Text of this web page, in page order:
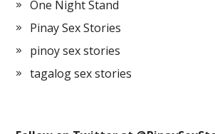
One Night Stand
Pinay Sex Stories
pinoy sex stories
tagalog sex stories